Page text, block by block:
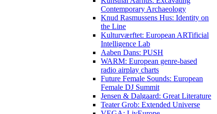
Contemporary Archaeology
Knud Rasmussens Hus: Identity on
the Line
Kulturværftet: European ARTificial
Intelligence Lab
Aaben Dans: PUSH
WARM: European genre-based
radio airplay charts
Future Female Sounds: European
Female DJ Summit
Jensen & Dalgaard: Great Literature
Teater Grob: Extended Universe